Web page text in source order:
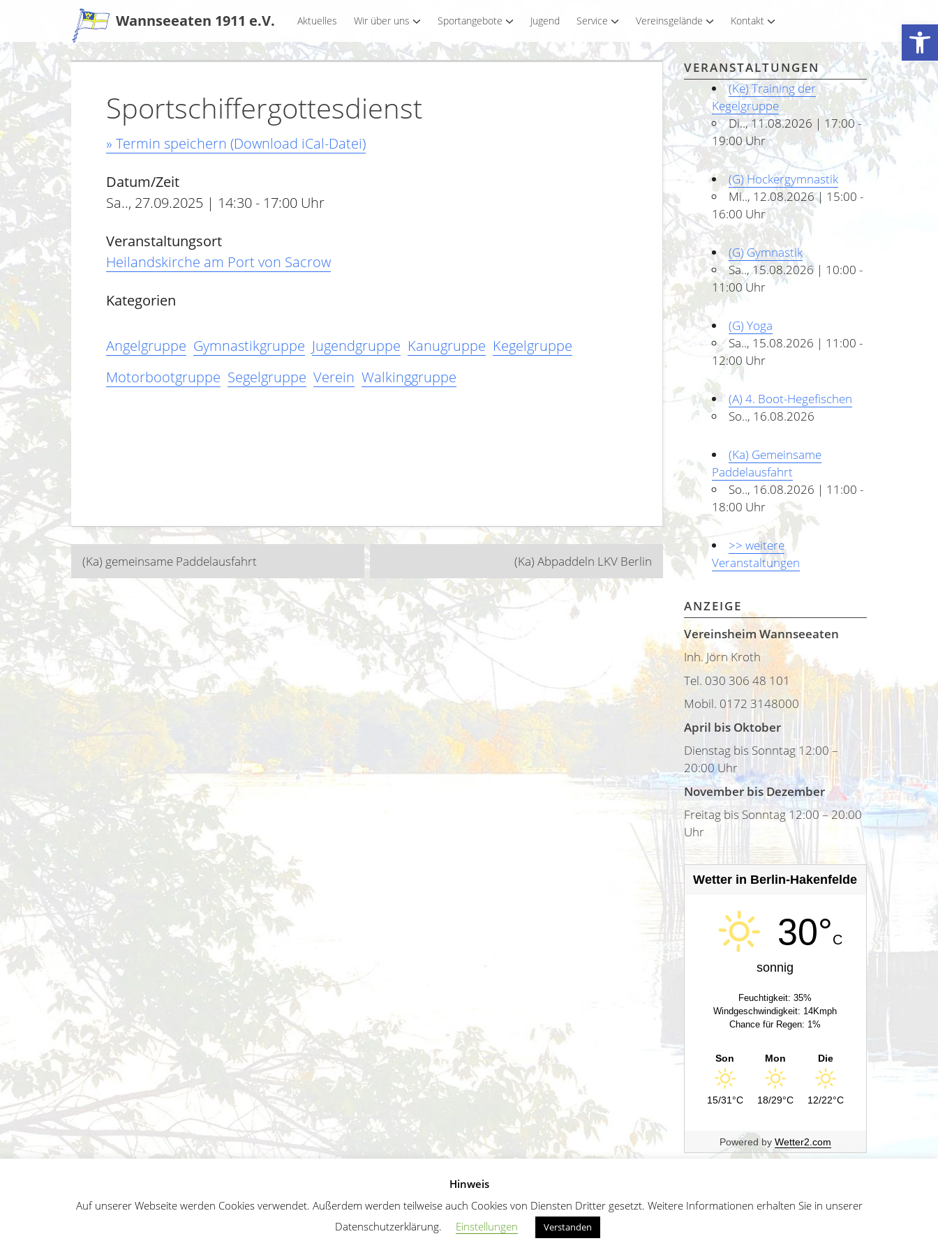
Werkzeugleiste öffnen
Wannseeaten 1911 e.V. Aktuelles Wir über uns Sportangebote Jugend Service Vereinsgelände Kontakt
Sportschiffergottesdienst
» Termin speichern (Download iCal-Datei)
Datum/Zeit
Sa.., 27.09.2025 | 14:30 - 17:00 Uhr
Veranstaltungsort
Heilandskirche am Port von Sacrow
Kategorien
Angelgruppe Gymnastikgruppe Jugendgruppe Kanugruppe Kegelgruppe
Motorbootgruppe Segelgruppe Verein Walkinggruppe
Beitragsnavigation
(Ka) gemeinsame Paddelausfahrt (Ka) Abpaddeln LKV Berlin
VERANSTALTUNGEN
(Ke) Training der
Kegelgruppe
Di.., 11.08.2026 | 17:00 -
19:00 Uhr
(G) Hockergymnastik
Mi.., 12.08.2026 | 15:00 -
16:00 Uhr
(G) Gymnastik
Sa.., 15.08.2026 | 10:00 -
11:00 Uhr
(G) Yoga
Sa.., 15.08.2026 | 11:00 -
12:00 Uhr
(A) 4. Boot-Hegefischen
So.., 16.08.2026
(Ka) Gemeinsame
Paddelausfahrt
So.., 16.08.2026 | 11:00 -
18:00 Uhr
>> weitere
Veranstaltungen
ANZEIGE
Vereinsheim Wannseeaten
Inh. Jörn Kroth
Tel. 030 306 48 101
Mobil. 0172 3148000
April bis Oktober
Dienstag bis Sonntag 12:00 –
20:00 Uhr
November bis Dezember
Freitag bis Sonntag 12:00 – 20:00
Uhr
Wetter in Berlin-Hakenfelde
30°C
sonnig
Feuchtigkeit: 35%
Windgeschwindigkeit: 14Kmph
Chance für Regen: 1%
Son
15/31°C
Mon
18/29°C
Die
12/22°C
Powered by Wetter2.com
Impressum Datenschutz Sitemap German
Hinweis
Auf unserer Webseite werden Cookies verwendet. Außerdem werden teilweise auch Cookies von Diensten Dritter gesetzt. Weitere Informationen erhalten Sie in unserer
Datenschutzerklärung.
Einstellungen Verstanden